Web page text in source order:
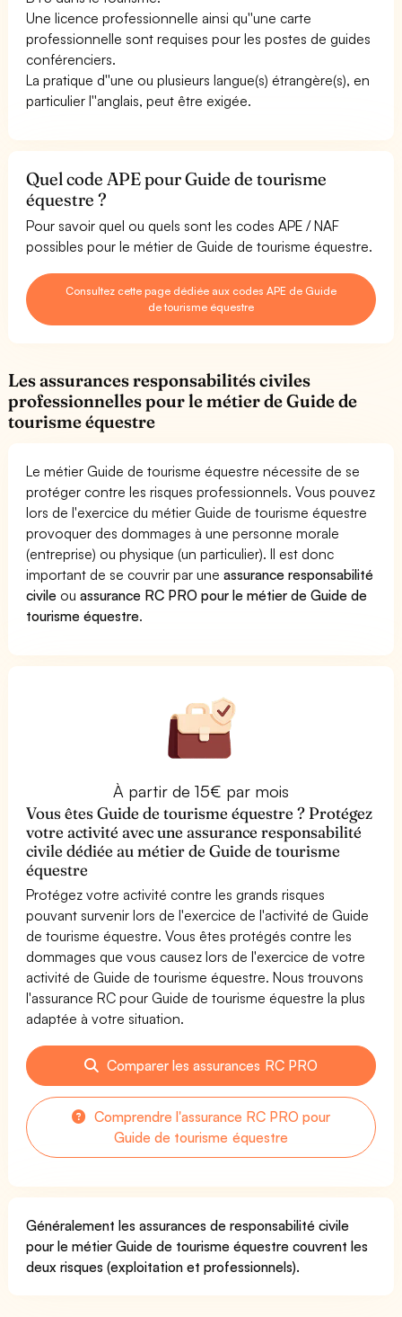
Une licence professionnelle ainsi qu''une carte
professionnelle sont requises pour les postes de guides
conférenciers.
La pratique d''une ou plusieurs langue(s) étrangère(s), en
particulier l''anglais, peut être exigée.
Quel code APE pour Guide de tourisme
équestre ?
Pour savoir quel ou quels sont les codes APE / NAF
possibles pour le métier de Guide de tourisme équestre.
Consultez cette page dédiée aux codes APE de Guide
de tourisme équestre
Les assurances responsabilités civiles
professionnelles pour le métier de Guide de
tourisme équestre
Le métier Guide de tourisme équestre nécessite de se
protéger contre les risques professionnels. Vous pouvez
lors de l'exercice du métier Guide de tourisme équestre
provoquer des dommages à une personne morale
(entreprise) ou physique (un particulier). Il est donc
important de se couvrir par uneassurance responsabilité
civile ouassurance RC PRO pour le métier de Guide de
tourisme équestre.
À partir de 15€ par mois
Vous êtes Guide de tourisme équestre ? Protégez
votre activité avec une assurance responsabilité
civile dédiée au métier de Guide de tourisme
équestre
Protégez votre activité contre les grands risques
pouvant survenir lors de l'exercice de l'activité de Guide
de tourisme équestre. Vous êtes protégés contre les
dommages que vous causez lors de l'exercice de votre
activité de Guide de tourisme équestre. Nous trouvons
l'assurance RC pour Guide de tourisme équestre la plus
adaptée à votre situation.
Comparer les assurances RC PRO
Comprendre l'assurance RC PRO pour
Guide de tourisme équestre
Généralement les assurances de responsabilité civile
pour le métier Guide de tourisme équestre couvrent les
deux risques (exploitation et professionnels).